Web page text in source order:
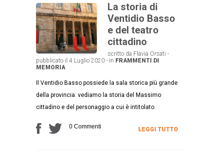
La storia di
Ventidio Basso
e del teatro
cittadino
scritto da Flavia Orsati -
pubblicato il 4 Luglio 2020 - in FRAMMENTI DI
MEMORIA
Il Ventidio Basso possiede la sala storica più grande
della provincia: vediamo la storia del Massimo
cittadino e del personaggio a cui è intitolato.
0 Commenti LEGGI TUTTO